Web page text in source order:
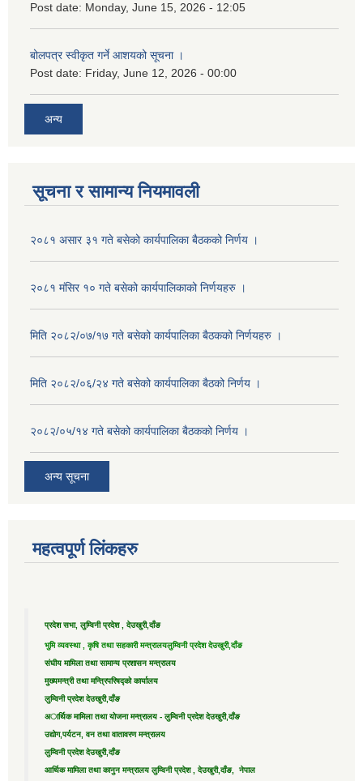
Post date: Monday, June 15, 2026 - 12:05
बोलपत्र स्वीकृत गर्ने आशयको सूचना ।
Post date: Friday, June 12, 2026 - 00:00
अन्य
सूचना र सामान्य नियमावली
२०८१ असार ३१ गते बसेको कार्यपालिका बैठकको निर्णय ।
२०८१ मंसिर १० गते बसेको कार्यपालिकाको निर्णयहरु ।
मिति २०८२/०७/१७ गते बसेको कार्यपालिका बैठकको निर्णयहरु ।
मिति २०८२/०६/२४ गते बसेको कार्यपालिका बैठको निर्णय ।
२०८२/०५/१४ गते बसेको कार्यपालिका बैठकको निर्णय ।
अन्य सूचना
महत्वपूर्ण लिंकहरु
प्रदेश सभा, लुम्विनी प्रदेश , देउखुरी,दाँङ
भुमि व्यवस्था , कृषि तथा सहकारी मन्त्रालयलुम्विनी प्रदेश देउखुरी,दाँङ
संघीय मामिला तथा सामान्य प्रशासन मन्त्रालय
मुख्यमन्त्री तथा मन्त्रिपरिषद्को कार्यालय
लुम्विनी प्रदेश देउखुरी,दाँङ
अार्थिक मामिला तथा योजना मन्त्रालय - लुम्विनी प्रदेश देउखुरी,दाँङ
उद्याेग,पर्यटन, वन तथा वातावरण मन्त्रालय
लुम्विनी प्रदेश देउखुरी,दाँङ
आर्थिक मामिला तथा कानुन मन्त्रालय लुम्विनी प्रदेश , देउखुरी,दाँङ, नेपाल